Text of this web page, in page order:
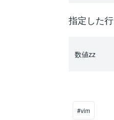
指定した行
数値zz
#vim